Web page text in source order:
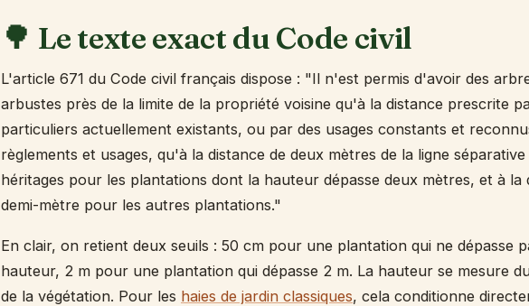
🌳 Le texte exact du Code civil
L'article 671 du Code civil français dispose : "Il n'est permis d'avoir des
arbustes près de la limite de la propriété voisine qu'à la distance prescrite
particuliers actuellement existants, ou par des usages constants et
règlements et usages, qu'à la distance de deux mètres de la ligne séparative
héritages pour les plantations dont la hauteur dépasse deux mètres, et à la
demi-mètre pour les autres plantations."
En clair, on retient deux seuils : 50 cm pour une plantation qui ne dépasse
hauteur, 2 m pour une plantation qui dépasse 2 m. La hauteur se mesure
de la végétation. Pour les haies de jardin classiques, cela conditionne